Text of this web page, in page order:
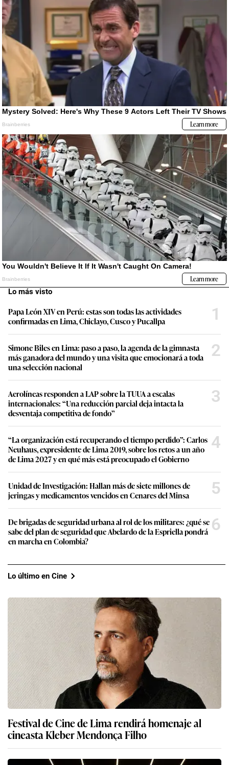
Lo más visto
Papa León XIV en Perú: estas son todas las actividades
confirmadas en Lima, Chiclayo, Cusco y Pucallpa
1
Simone Biles en Lima: paso a paso, la agenda de la gimnasta
más ganadora del mundo y una visita que emocionará a toda
una selección nacional
2
Aerolíneas responden a LAP sobre la TUUA a escalas
internacionales: “Una reducción parcial deja intacta la
desventaja competitiva de fondo”
3
“La organización está recuperando el tiempo perdido”: Carlos
Neuhaus, expresidente de Lima 2019, sobre los retos a un año
de Lima 2027 y en qué más está preocupado el Gobierno
4
Unidad de Investigación: Hallan más de siete millones de
jeringas y medicamentos vencidos en Cenares del Minsa
5
De brigadas de seguridad urbana al rol de los militares: ¿qué se
sabe del plan de seguridad que Abelardo de la Espriella pondrá
en marcha en Colombia?
6
Lo último en Cine
Festival de Cine de Lima rendirá homenaje al
cineasta Kleber Mendonça Filho